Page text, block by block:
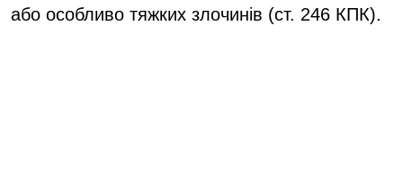
або особливо тяжких злочинів (ст. 246 КПК).